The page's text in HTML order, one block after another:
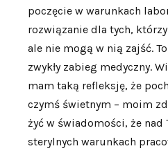
poczęcie w warunkach
rozwiązanie dla tych,
ale nie mogą w nią zajść.
zwykły zabieg medyczny.
mam taką refleksję, że
czymś świetnym – moim
żyć w świadomości, że
sterylnych warunkach